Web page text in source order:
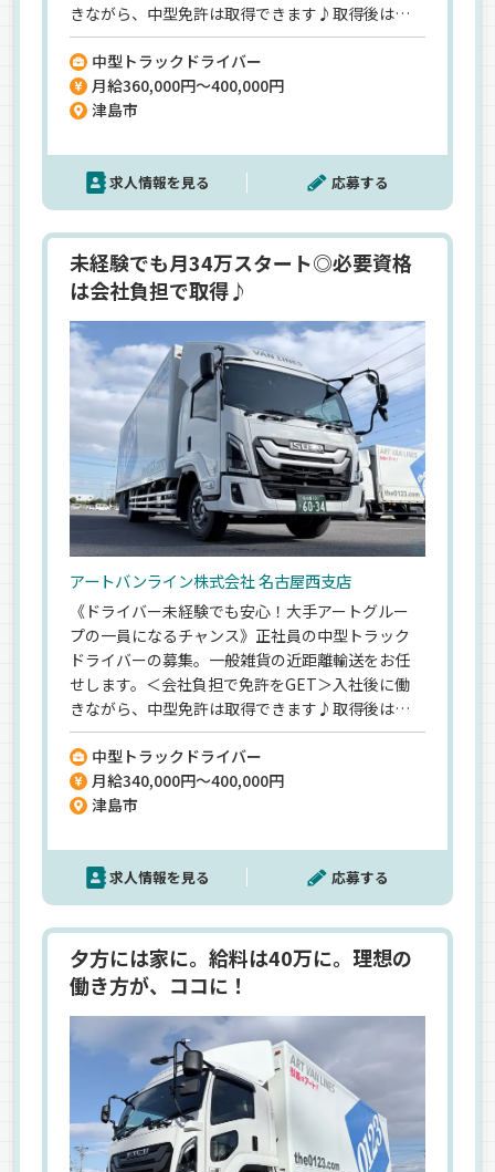
きながら、中型免許は取得できます♪取得後は先
輩からのOJT研修でイチから育てます◎＜日勤・月
8～10日休み＞私生活を大事にした働き方が可能！
ワークライフバランスを大事にできます♪＜大手
レベルの好待遇あり＞各種手当が充実しているの
便・増車につき、毎月新車が納車予定☆ピカピカの
新車でアナタをお待ちしています◎ドライバーと
して頑張りたいならぜひ問合せを☆
中型トラックドライバー
月給360,000円～400,000円
津島市
求人情報を見る 応募する
未経験でも月34万スタート◎必要資格
は会社負担で取得♪
アートバンライン株式会社 名古屋西支店
《ドライバー未経験でも安心！大手アートグルー
プの一員になるチャンス》正社員の中型トラック
ドライバーの募集。一般雑貨の近距離輸送をお任
せします。＜会社負担で免許をGET＞入社後に働
きながら、中型免許は取得できます♪取得後は先
輩からのOJT研修でイチから育てます◎＜日勤・土
日休み＞私生活を大事にした働き方が可能！ワー
クライフバランスを大事にできます♪＜大手レベ
ルの好待遇あり＞各種手当が充実しているので、1
増車につき、毎月新車が納車予定☆ピカピカの新車
でアナタをお待ちしています◎ドライバーとして
頑張りたいならぜひ問合せを☆
中型トラックドライバー
月給340,000円～400,000円
津島市
求人情報を見る 応募する
夕方には家に。給料は40万に。理想の
働き方が、ココに！